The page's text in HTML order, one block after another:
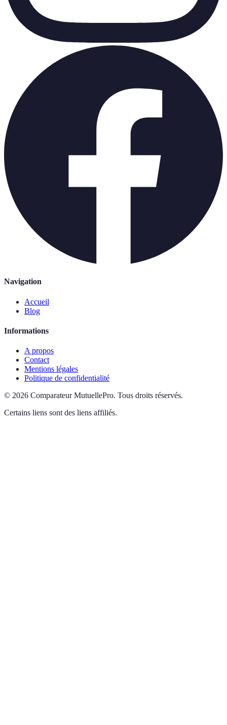
Navigation
Accueil
Blog
Informations
A propos
Contact
Mentions légales
Politique de confidentialité
© 2026 Comparateur MutuellePro. Tous droits réservés.
Certains liens sont des liens affiliés.